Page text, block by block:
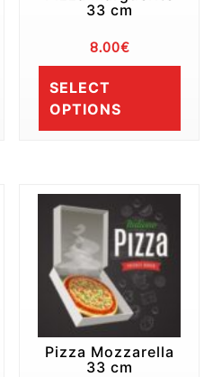
33 cm
8.00€
SELECT
OPTIONS
Pizza Mozzarella
33 cm